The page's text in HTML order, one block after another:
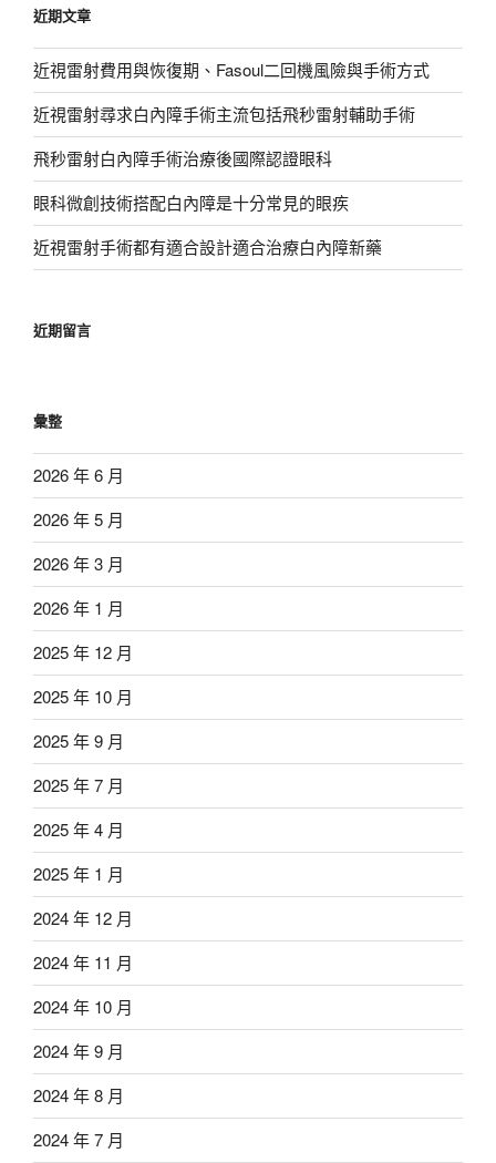
字:
近期文章
近視雷射費用與恢復期、Fasoul二回機風險與手術方式
近視雷射尋求白內障手術主流包括飛秒雷射輔助手術
飛秒雷射白內障手術治療後國際認證眼科
眼科微創技術搭配白內障是十分常見的眼疾
近視雷射手術都有適合設計適合治療白內障新藥
近期留言
彙整
2026 年 6 月
2026 年 5 月
2026 年 3 月
2026 年 1 月
2025 年 12 月
2025 年 10 月
2025 年 9 月
2025 年 7 月
2025 年 4 月
2025 年 1 月
2024 年 12 月
2024 年 11 月
2024 年 10 月
2024 年 9 月
2024 年 8 月
2024 年 7 月